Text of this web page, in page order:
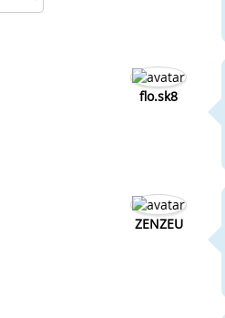
flo.sk8
ZENZEU